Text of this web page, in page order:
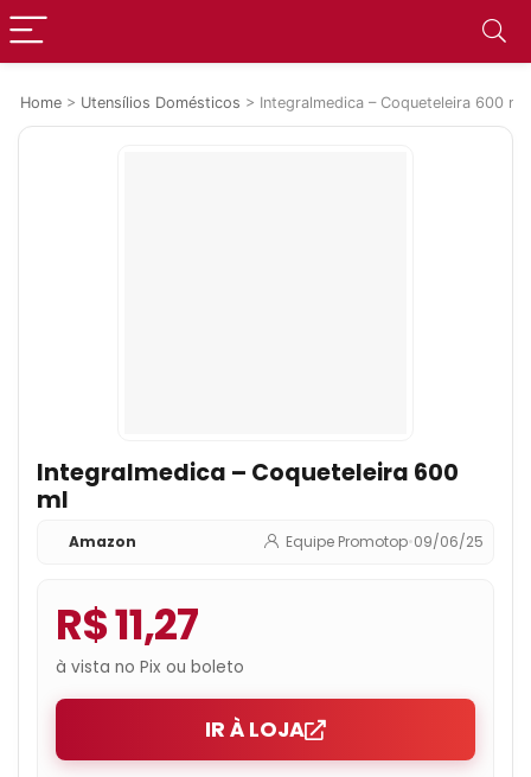
Home > Utensílios Domésticos > Integralmedica – Coqueteleira 600 ml
Integralmedica – Coqueteleira 600
ml
Amazon Equipe Promotop•09/06/25
R$ 11,27
à vista no Pix ou boleto
IR À LOJA